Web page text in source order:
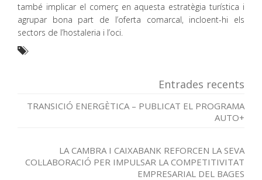
també implicar el comerç en aquesta estratègia turística i
agrupar bona part de l’oferta comarcal, incloent-hi els
sectors de l’hostaleria i l’oci.
Entrades recents
TRANSICIÓ ENERGÈTICA – PUBLICAT EL PROGRAMA
AUTO+
LA CAMBRA I CAIXABANK REFORCEN LA SEVA
COL·LABORACIÓ PER IMPULSAR LA COMPETITIVITAT
EMPRESARIAL DEL BAGES